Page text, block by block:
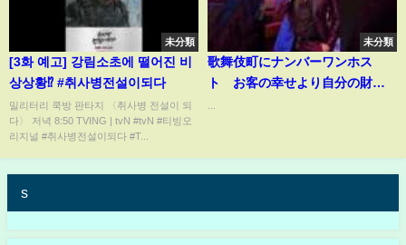
未分類
[3화 예고] 강림소초에 떨어진 비
상상황⁉️ #취사병전설이되다
밀리터리 쿡방 판타지 〈취사병 전설이 되
다〉 저녁 8:50 TVING | tvN #tvN #티빙오
리지널 #취사병전설이되다 #T...
未分類
歌舞伎町にナンバーワンホス
ト お客の幸せより自分の財産
s